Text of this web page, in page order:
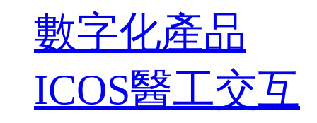
數字化產品
ICOS醫工交互